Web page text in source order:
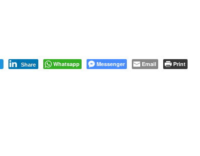
Share Whatsapp Messenger Email Print